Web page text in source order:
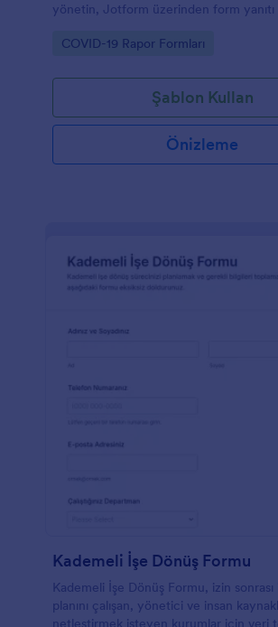
yönetin, Jotform üzerinden form yanıtı
Go to Category:
COVID-19 Rapor Formları
Şablon Kullan
Önizleme
Kademeli İşe Dönüş Formu
Kademeli İşe Dönüş Formu, izin sonrası
planını çalışan, yönetici ve insan
netleştirmek isteyen kurumlar için veri